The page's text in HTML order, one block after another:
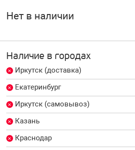
Нет в наличии
Наличие в городах
Иркутск (доставка)
Екатеринбург
Иркутск (самовывоз)
Казань
Краснодар